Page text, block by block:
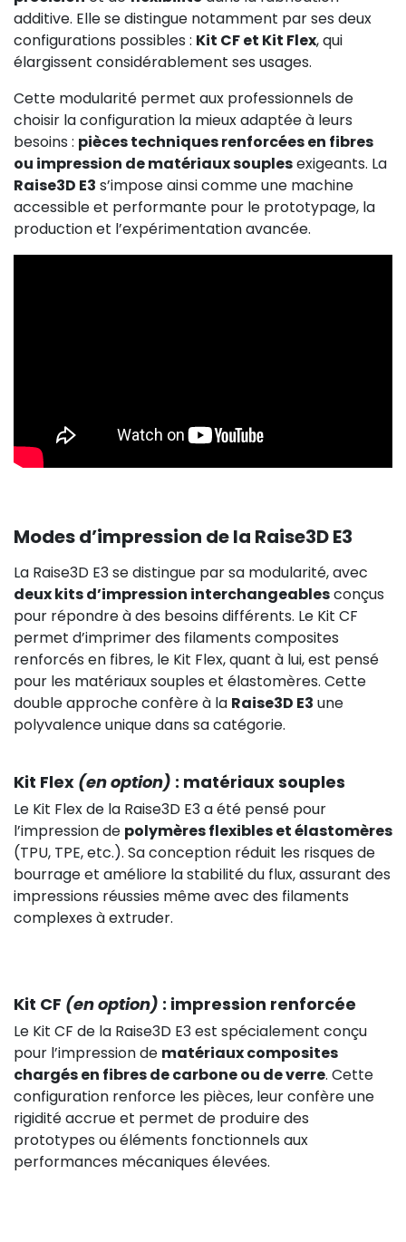
additive. Elle se distingue notamment par ses deux
configurations possibles : Kit CF et Kit Flex, qui
élargissent considérablement ses usages.
Cette modularité permet aux professionnels de
choisir la configuration la mieux adaptée à leurs
besoins : pièces techniques renforcées en fibres
ou impression de matériaux souplesexigeants. La
Raise3D E3 s’impose ainsi comme une machine
accessible et performante pour le prototypage, la
production et l’expérimentation avancée.
Modes d’impression de la Raise3D E3
La Raise3D E3 se distingue par sa modularité, avec
deux kits d’impression interchangeablesconçus
pour répondre à des besoins différents. Le Kit CF
permet d’imprimer des filaments composites
renforcés en fibres, le Kit Flex, quant à lui, est pensé
pour les matériaux souples et élastomères. Cette
double approche confère à la Raise3D E3 une
polyvalence unique dans sa catégorie.
Kit Flex (en option) : matériaux souples
Le Kit Flex de la Raise3D E3 a été pensé pour
l’impression de polymères flexibles et élastomères
(TPU, TPE, etc.). Sa conception réduit les risques de
bourrage et améliore la stabilité du flux, assurant des
impressions réussies même avec des filaments
complexes à extruder.
Kit CF (en option) : impression renforcée
Le Kit CF de la Raise3D E3 est spécialement conçu
pour l’impression de matériaux composites
chargés en fibres de carbone ou de verre. Cette
configuration renforce les pièces, leur confère une
rigidité accrue et permet de produire des
prototypes ou éléments fonctionnels aux
performances mécaniques élevées.